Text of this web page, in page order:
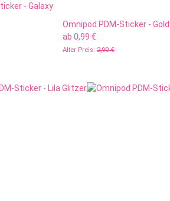
- Galaxy
Omnipod PDM-Sticker -
ab 0,99 €
Alter Preis: 2,90 €